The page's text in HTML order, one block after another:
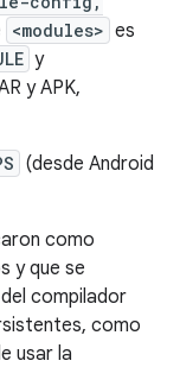
<modules> es
y
y APK,
(desde Android
como
y que se
compilador
como
usar la